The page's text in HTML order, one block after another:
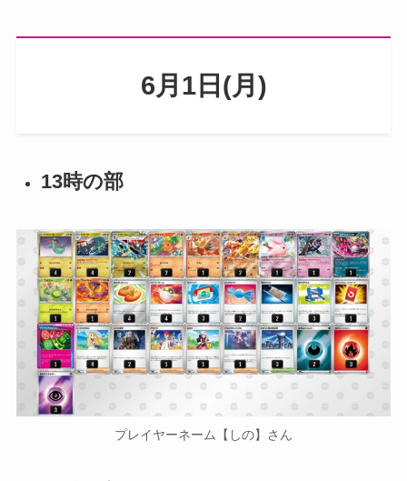
6月1日(月)
13時の部
プレイヤーネーム【しの】さん